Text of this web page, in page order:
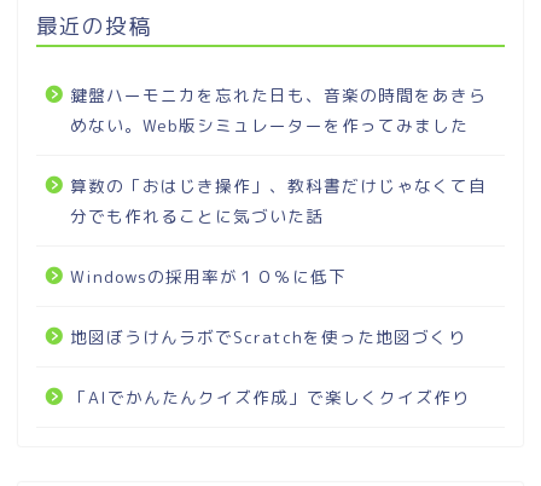
最近の投稿
鍵盤ハーモニカを忘れた日も、音楽の時間をあきら
めない。Web版シミュレーターを作ってみました
算数の「おはじき操作」、教科書だけじゃなくて自
分でも作れることに気づいた話
Windowsの採用率が１０％に低下
地図ぼうけんラボでScratchを使った地図づくり
「AIでかんたんクイズ作成」で楽しくクイズ作り